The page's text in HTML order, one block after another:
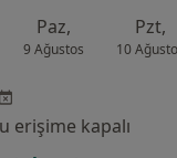
Paz,
9 Ağustos
Pzt,
10
erişime kapalı